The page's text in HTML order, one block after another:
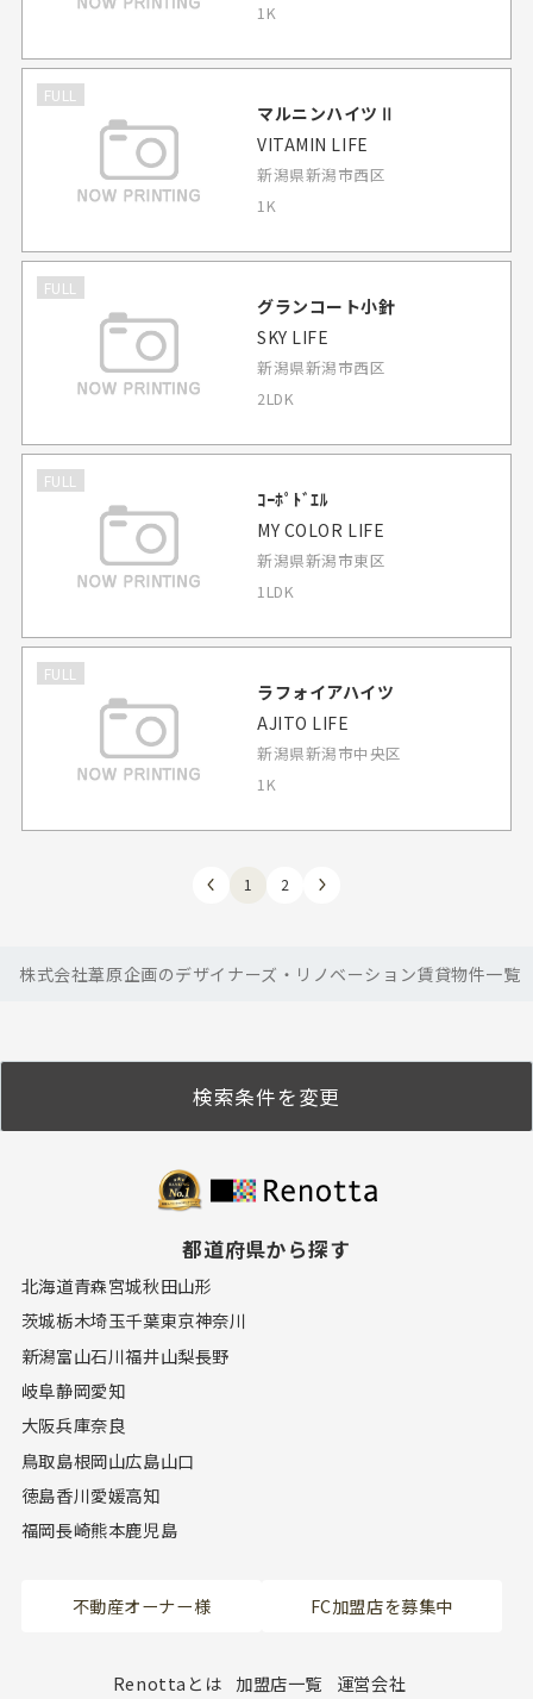
1K
FULL
マルニンハイツⅡ
VITAMIN LIFE
新潟県新潟市西区
1K
FULL
グランコート小針
SKY LIFE
新潟県新潟市西区
2LDK
FULL
ｺｰﾎﾟﾄﾞｴﾙ
MY COLOR LIFE
新潟県新潟市東区
1LDK
FULL
ラフォイアハイツ
AJITO LIFE
新潟県新潟市中央区
1K
1 2
株式会社葦原企画のデザイナーズ・リノベーション賃貸物件一覧
検索条件を変更
都道府県から探す
北海道青森宮城秋田山形
茨城栃木埼玉千葉東京神奈川
新潟富山石川福井山梨長野
岐阜静岡愛知
大阪兵庫奈良
鳥取島根岡山広島山口
徳島香川愛媛高知
福岡長崎熊本鹿児島
不動産オーナー様 FC加盟店を募集中
Renottaとは 加盟店一覧 運営会社